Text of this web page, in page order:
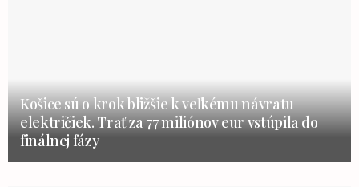
Košice sú o krok bližšie k veľkému návratu
električiek. Trať za 77 miliónov eur vstúpila do
finálnej fázy